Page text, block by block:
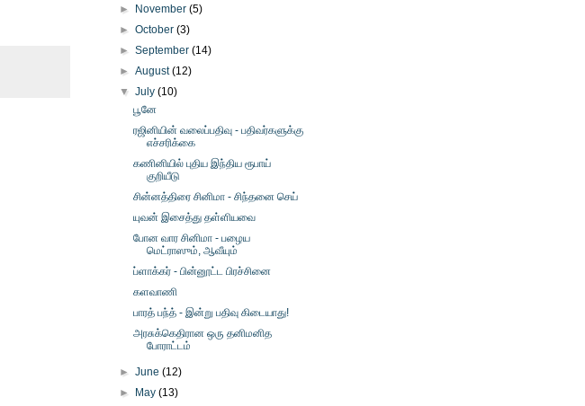
►
November(5)
►October(3)
►September(14)
►August(12)
▼July(10)
பூனே
ரஜினியின் வலைப்பதிவு - பதிவர்களுக்கு
எச்சரிக்கை
கணினியில் புதிய இந்திய ரூபாய்
குறியீடு
சின்னத்திரை சினிமா - சிந்தனை செய்
யுவன் இசைத்து தள்ளியவை
போன வார சினிமா - பழைய
மெட்ராஸும், ஆவீயும்
ப்ளாக்கர் - பின்னூட்ட பிரச்சினை
களவாணி
பாரத் பந்த் - இன்று பதிவு கிடையாது!
அரசுக்கெதிரான ஒரு தனிமனித
போராட்டம்
►June(12)
►
May(13)